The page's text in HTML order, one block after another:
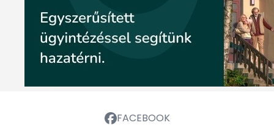
FACEBOOK